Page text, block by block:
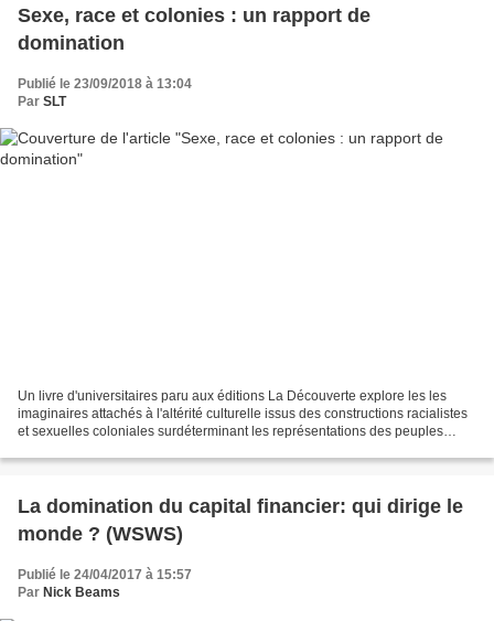
Sexe, race et colonies : un rapport de
domination
Publié le 23/09/2018 à 13:04
Par SLT
Un livre d'universitaires paru aux éditions La Découverte explore les les
imaginaires attachés à l'altérité culturelle issus des constructions racialistes
et sexuelles coloniales surdéterminant les représentations des peuples
La domination du capital financier: qui dirige le
monde ? (WSWS)
Publié le 24/04/2017 à 15:57
Par Nick Beams